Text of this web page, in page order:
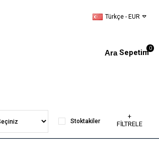
Türkçe - EUR
Sepetim0
Stoktakiler
+
FİLTRELE